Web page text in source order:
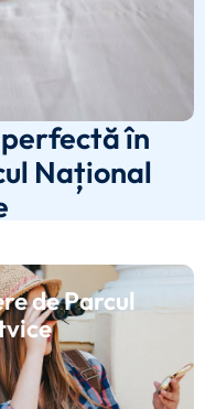
în
Național
de Parcul